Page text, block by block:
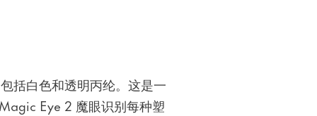
括白色和透明丙纶。这是一
Eye 2 魔眼识别每种塑